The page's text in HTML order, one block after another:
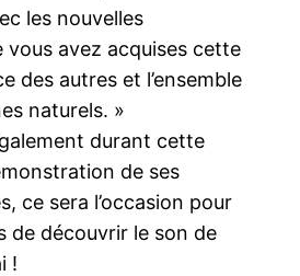
les nouvelles
vous avez acquises cette
des autres et l’ensemble
naturels. »
durant cette
de ses
ce sera l’occasion pour
de découvrir le son de
!